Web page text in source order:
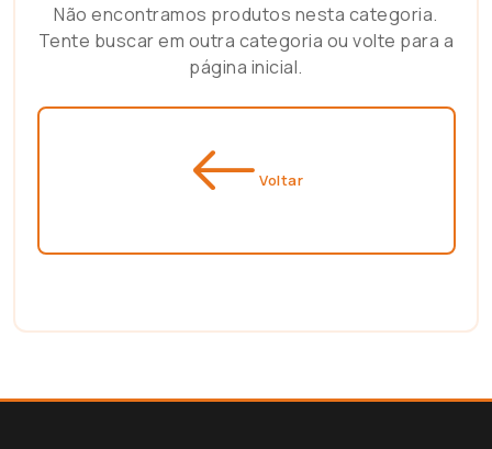
Não encontramos produtos nesta categoria.
Tente buscar em outra categoria ou volte para a
página inicial.
Voltar